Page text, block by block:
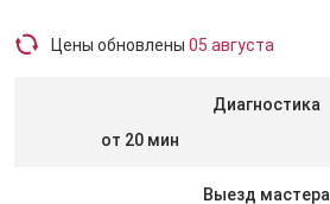
Цены обновлены 05 августа
Диагностика
от 20 мин
Выезд мастера